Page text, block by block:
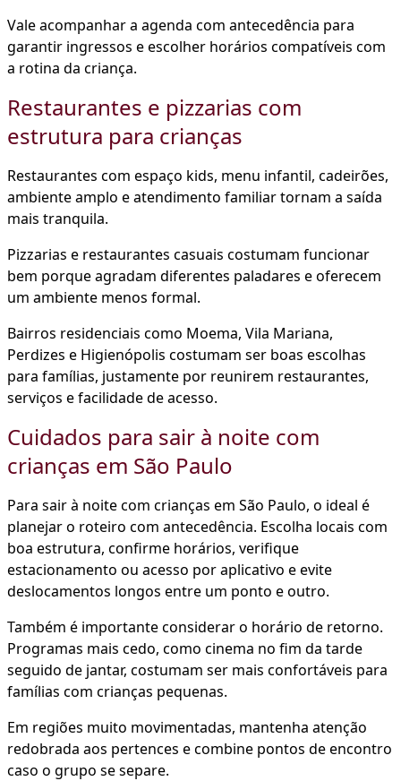
Vale acompanhar a agenda com antecedência para
garantir ingressos e escolher horários compatíveis com
a rotina da criança.
Restaurantes e pizzarias com
estrutura para crianças
Restaurantes com espaço kids, menu infantil, cadeirões,
ambiente amplo e atendimento familiar tornam a saída
mais tranquila.
Pizzarias e restaurantes casuais costumam funcionar
bem porque agradam diferentes paladares e oferecem
um ambiente menos formal.
Bairros residenciais como Moema, Vila Mariana,
Perdizes e Higienópolis costumam ser boas escolhas
para famílias, justamente por reunirem restaurantes,
serviços e facilidade de acesso.
Cuidados para sair à noite com
crianças em São Paulo
Para sair à noite com crianças em São Paulo, o ideal é
planejar o roteiro com antecedência. Escolha locais com
boa estrutura, confirme horários, verifique
estacionamento ou acesso por aplicativo e evite
deslocamentos longos entre um ponto e outro.
Também é importante considerar o horário de retorno.
Programas mais cedo, como cinema no fim da tarde
seguido de jantar, costumam ser mais confortáveis para
famílias com crianças pequenas.
Em regiões muito movimentadas, mantenha atenção
redobrada aos pertences e combine pontos de encontro
caso o grupo se separe.